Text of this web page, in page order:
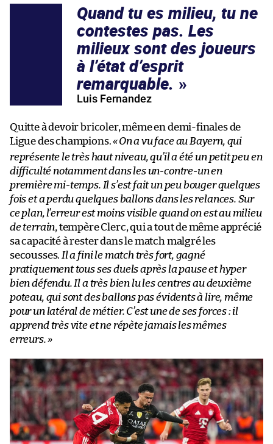
Quand tu es milieu, tu ne
contestes pas. Les
milieux sont des joueurs
à l’état d’esprit
remarquable.
Luis Fernandez
Quitte à devoir bricoler, même en demi-finales de
Ligue des champions.«On a vu face au Bayern, qui
représente le très haut niveau, qu’il a été un petit peu en
difficulté notamment dans les un-contre-un en
première mi-temps. Il s’est fait un peu bouger quelques
fois et a perdu quelques ballons dans les relances. Sur
ce plan, l’erreur est moins visible quand on est au milieu
de terrain, tempère Clerc, qui a tout de même apprécié
sa capacité à rester dans le match malgré les
secousses. Il a fini le match très fort, gagné
pratiquement tous ses duels après la pause et hyper
bien défendu. Il a très bien lu les centres au deuxième
poteau, qui sont des ballons pas évidents à lire, même
pour un latéral de métier. C’est une de ses forces : il
apprend très vite et ne répète jamais les mêmes
erreurs. »